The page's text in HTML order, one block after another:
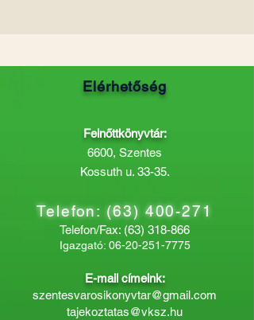
Elérhetőség
Felnőttkönyvtár:
6600, Szentes
Kossuth u. 33-35.
Telefon:(63) 400-271
Telefon/Fax: (63) 318-866
Igazgató: 06-20-251-7775
E-mail címeink:
szentesvarosikonyvtar@gmail.com
tajekoztatas@vksz.hu